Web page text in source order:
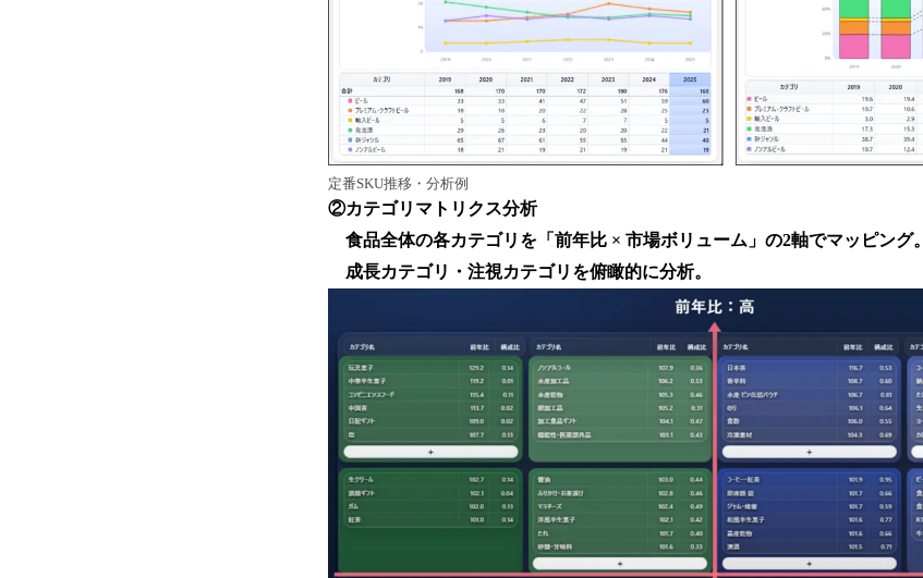
定番SKU推移・分析例
②カテゴリマトリクス分析
食品全体の各カテゴリを「前年比 × 市場ボリューム」の2軸でマッピング。
成長カテゴリ・注視カテゴリを俯瞰的に分析。